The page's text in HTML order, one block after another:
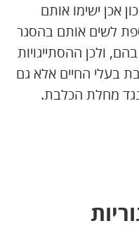
אכן ישימו אותם
לשים אותם בהסגר
ולכן ההסתייגויות
בעלי החיים אלא גם
מחלת הכלבת.